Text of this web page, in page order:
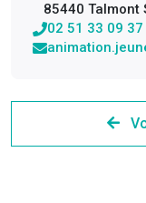
85440 Talmont
02 51 33 09